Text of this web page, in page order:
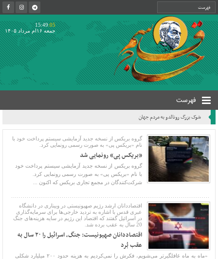
15:49:05
جمعه ۱۶ام مرداد ۱۴۰۵
فهرست
شوک بزرگ رونالدو به مردم جهان
گروه بریکس از نسخه جدید آزمایشی سیستم پرداخت خود با
نام «بریکس پی» به صورت رسمی رونمایی کرد.
«بریکس پی» رونمایی شد
گروه بریکس از نسخه جدید آزمایشی سیستم پرداخت خود
با نام «بریکس پی» به صورت رسمی رونمایی کرد.
شرکت‌کنندگان در مجمع تجاری بریکس که اکنون ...
اقتصاددانان ارشد رژیم صهیونیستی در وبیناری در دانشگاه
عبری قدس با اشاره به تردید خارجی‌ها برای سرمایه‌گذاری
در اسرائیل گفتند که اقتصاد این رژیم در سایه هزینه‌های جنگ
20 سال به عقب برده شد.
اقتصاددانان صهیونیست: جنگ، اسرائیل را ۲۰ سال به
عقب بُرد
«ماه به ماه غافلگیرتر می‌شویم، فکرش را نمی‌کردیم به هزینه حدود ۲۰۰ میلیارد شکلی